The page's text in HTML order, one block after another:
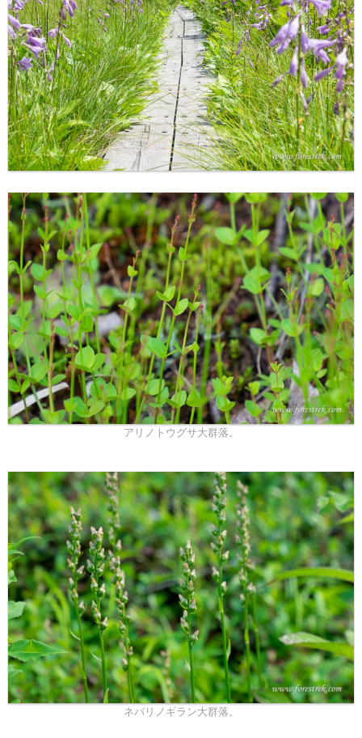
アリノトウグサ大群落。
ネバリノギラン大群落。